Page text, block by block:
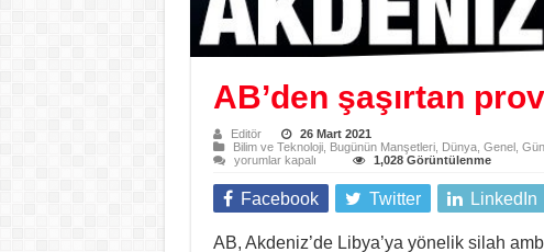
AB’den şaşırtan
Editör
26 Mart 2021
Bilim ve Teknoloji, Bugünün Manşetleri, Dünya, Genel,
AB’den
provokatif
Akdeniz
kararı
yorumlar kapalı 1,028 Görüntülenme
Facebook Twitter LinkedIn
AB, Akdeniz’de Libya’ya yönelik silah